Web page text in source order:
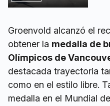
Groenvold alcanzó el
obtener la medalla de
Olímpicos de
destacada trayectoria
como en el estilo libre.
medalla en el Mundial